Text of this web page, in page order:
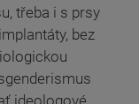
třeba i s prsy
bez
ideologové